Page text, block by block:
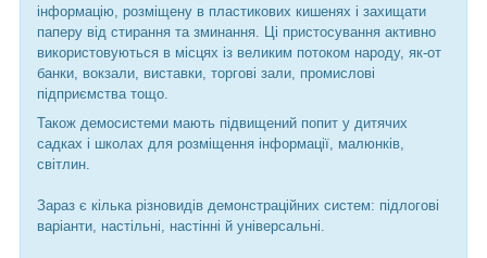
інформацію, розміщену в пластикових кишенях і захищати
паперу від стирання та зминання. Ці пристосування активно
використовуються в місцях із великим потоком народу, як-от
банки, вокзали, виставки, торгові зали, промислові
підприємства тощо.
Також демосистеми мають підвищений попит у дитячих
садках і школах для розміщення інформації, малюнків,
світлин.
Зараз є кілька різновидів демонстраційних систем: підлогові
варіанти, настільні, настінні й універсальні.